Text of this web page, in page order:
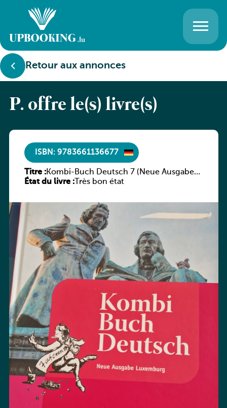
Retour aux annonces
P. offre le(s) livre(s)
ISBN: 9783661136677
Titre :Kombi-Buch Deutsch 7 (Neue Ausgabe
Luxemburg)
État du livre :Très bon état